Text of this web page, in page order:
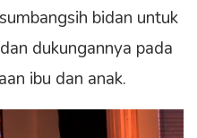
bidan untuk
dukungannya pada
ibu dan anak.